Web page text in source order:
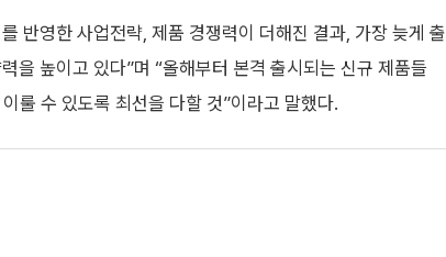
반영한 사업전략, 제품 경쟁력이 더해진 결과, 가장 늦게 출
을 높이고 있다”며 “올해부터 본격 출시되는 신규 제품들
룰 수 있도록 최선을 다할 것”이라고 말했다.